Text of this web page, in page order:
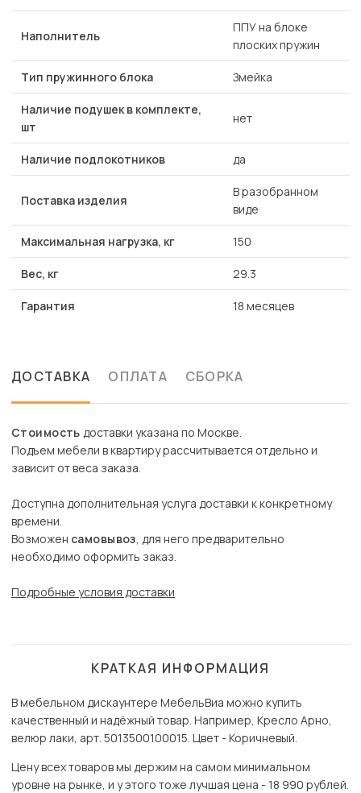
Наполнитель
ППУ на блоке
плоских пружин
Тип пружинного блока Змейка
Наличие подушек в комплекте,
шт
нет
Наличие подлокотников да
Поставка изделия
В разобранном
виде
Максимальная нагрузка, кг 150
Вес, кг 29.3
Гарантия 18 месяцев
ДОСТАВКА ОПЛАТА СБОРКА
Стоимость доставки указана по Москве.
Подъем мебели в квартиру рассчитывается отдельно и
зависит от веса заказа.
Доступна дополнительная услуга доставки к конкретному
времени.
Возможен самовывоз, для него предварительно
необходимо оформить заказ.
Подробные условия доставки
КРАТКАЯ ИНФОРМАЦИЯ
В мебельном дискаунтере МебельВиа можно купить
качественный и надёжный товар. Например, Кресло Арно,
велюр лаки, арт. 5013500100015. Цвет - Коричневый.
Цену всех товаров мы держим на самом минимальном
уровне на рынке, и у этого тоже лучшая цена - 18 990 рублей.